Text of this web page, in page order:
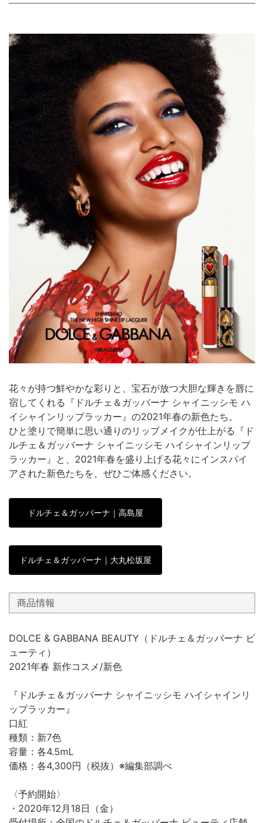
花々が持つ鮮やかな彩りと、宝石が放つ大胆な輝きを唇に
宿してくれる『ドルチェ＆ガッバーナ シャイニッシモ ハ
イシャインリップラッカー』の2021年春の新色たち。
ひと塗りで簡単に思い通りのリップメイクが仕上がる『ド
ルチェ＆ガッバーナ シャイニッシモ ハイシャインリップ
ラッカー』と、2021年春を盛り上げる花々にインスパイ
アされた新色たちを、ぜひご体感ください。
ドルチェ＆ガッバーナ｜高島屋
ドルチェ＆ガッバーナ｜大丸松坂屋
商品情報
DOLCE & GABBANA BEAUTY（ドルチェ＆ガッバーナ ビ
ューティ）
2021年春 新作コスメ/新色
『ドルチェ＆ガッバーナ シャイニッシモ ハイシャインリ
ップラッカー』
口紅
種類：新7色
容量：各4.5mL
価格：各4,300円（税抜）※編集部調べ
〈予約開始〉
・2020年12月18日（金）